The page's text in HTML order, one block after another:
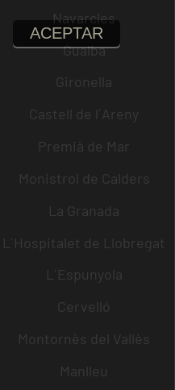
Navarcles
Gualba
Gironella
Castell de l´Areny
Premià de Mar
Monistrol de Calders
La Granada
L´Hospitalet de Llobregat
L´Espunyola
Cervelló
Montornès del Vallès
Manlleu
ACEPTAR